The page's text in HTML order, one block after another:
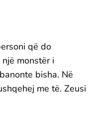
që do
monstër i
bisha. Në
me të. Zeusi